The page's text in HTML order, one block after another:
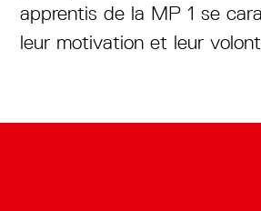
apprentis de la MP 1 se
leur motivation et leur